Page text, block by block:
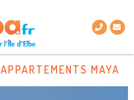
APPARTEMENTS MAYA